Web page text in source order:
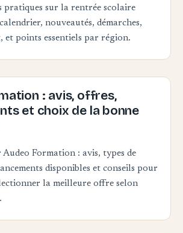
pratiques sur la rentrée scolaire
nouveautés, démarches,
et points essentiels par région.
: avis, offres,
et choix de la bonne
Formation : avis, types de
disponibles et conseils pour
la meilleure offre selon